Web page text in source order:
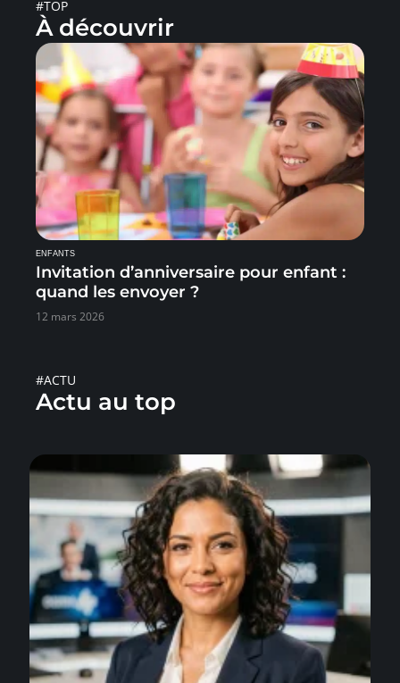
#TOP
À découvrir
ENFANTS
Invitation d’anniversaire pour enfant :
quand les envoyer ?
12 mars 2026
#ACTU
Actu au top